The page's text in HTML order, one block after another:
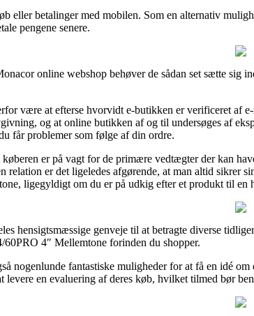
eller betalinger med mobilen. Som en alternativ
pengene senere.
online webshop behøver de sådan set sætte sig
være at efterse hvorvidt e-butikken er verificeret af
og at online butikken af og til undersøges af
får problemer som følge af din ordre.
er på vagt for de primære vedtægter der kan
relation er det ligeledes afgørende, at man altid
ligegyldigt om du er på udkig efter et produkt til en
hensigtsmæssige genveje til at betragte diverse
60PRO 4″ Mellemtone forinden du shopper.
nogenlunde fantastiske muligheder for at få en idé
en evaluering af deres køb, hvilket tilmed bør